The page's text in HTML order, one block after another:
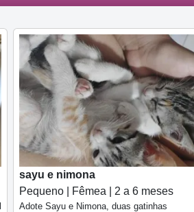
sayu e nimona
Pequeno | Fêmea | 2 a 6 meses
Adote Sayu e Nimona, duas gatinhas